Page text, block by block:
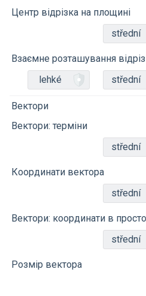
Центр відрізка на площині
střední
Взаємне розташування
lehké
střední
Вектори
Вектори: терміни
střední
Координати вектора
střední
Вектори: координати в
střední
Розмір вектора